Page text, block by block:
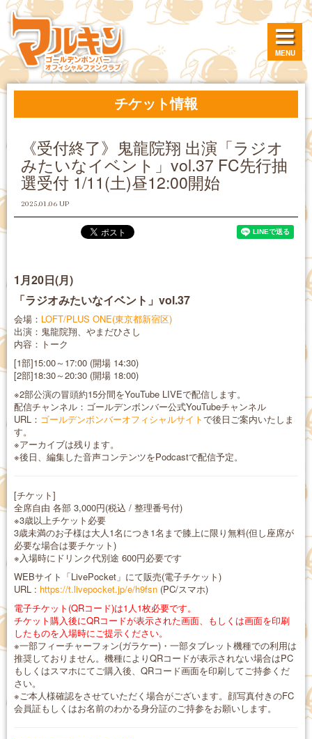
MENU
チケット情報
《受付終了》鬼龍院翔 出演「ラジオ
みたいなイベント」vol.37 FC先行抽
選受付 1/11(土)昼12:00開始
2025.01.06 UP
1月20日(月)
「ラジオみたいなイベント」vol.37
会場： LOFT/PLUS ONE(東京都新宿区)
出演：鬼龍院翔、やまだひさし
内容：トーク
[1部]15:00～17:00 (開場 14:30)
[2部]18:30～20:30 (開場 18:00)
※2部公演の冒頭約15分間をYouTube LIVEで配信します。
配信チャンネル：ゴールデンボンバー公式YouTubeチャンネル
URL： ゴールデンボンバーオフィシャルサイトで後日ご案内いたしま
す。
※アーカイブは残ります。
※後日、編集した音声コンテンツをPodcastで配信予定。
[チケット]
全席自由 各部 3,000円(税込 / 整理番号付)
※3歳以上チケット必要
3歳未満のお子様は大人1名につき1名まで膝上に限り無料(但し座席が
必要な場合は要チケット)
※入場時にドリンク代別途 600円必要です
WEBサイト「LivePocket」にて販売(電子チケット)
URL : https://t.livepocket.jp/e/h9fsn (PC/スマホ)
電子チケット(QRコード)は1人1枚必要です。
チケット購入後にQRコードが表示された画面、もしくは画面を印刷
したものを入場時にご提示ください。
※一部フィーチャーフォン(ガラケー)・一部タブレット機種での利用は
推奨しておりません。機種によりQRコードが表示されない場合はPC
もしくはスマホにてご購入後、QRコード画面を印刷してご持参くだ
さい。
※ご本人様確認をさせていただく場合がございます。顔写真付きのFC
会員証もしくはお名前のわかる身分証のご持参をお願いします。